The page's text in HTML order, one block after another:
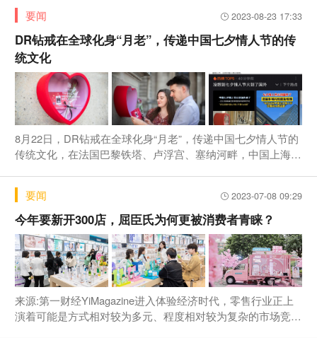
2023-08-23 17:33
要闻
DR钻戒在全球化身“月老”，传递中国七夕情人节的传
统文化
8月22日，DR钻戒在全球化身“月老”，传递中国七夕情人节的
传统文化，在法国巴黎铁塔、卢浮宫、塞纳河畔，中国上海、
人节这天，勇敢向自己的爱人表达爱意。法国人民对中国七夕
情人节更是乐此不彼，纷纷打卡领应
2023-07-08 09:29
要闻
今年要新开300店，屈臣氏为何更被消费者青睐？
来源:第一财经YiMagazine进入体验经济时代，零售行业正上
演着可能是方式相对较为多元、程度相对较为复杂的市场竞